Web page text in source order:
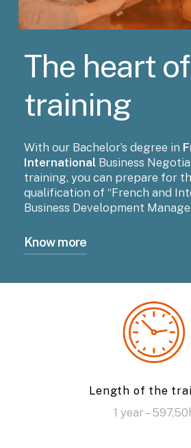
The heart of
training
With our Bachelor’s degree in
InternationalBusiness
training, you can prepare for
qualification of “French and
Business Development
Know more
spécialisés, capables de
plans d’action commerciale
zones géographiques visées
de nouvelles opportunités.
aptitudes de négociation
multiculturel pour vous
aux besoins de vos futurs
Length of the
1 year –